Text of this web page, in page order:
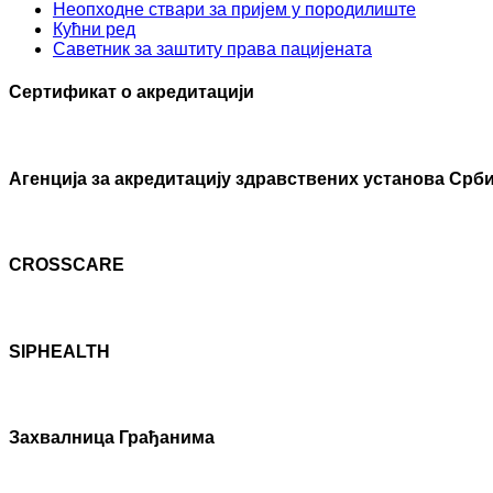
Неопходне ствари за пријем у породилиште
Кућни ред
Саветник за заштиту права пацијената
Сертификат о акредитацији
Агенцијa за акредитацију здравствених установа
CROSSCARE
SIPHEALTH
Захвалница Грађанима